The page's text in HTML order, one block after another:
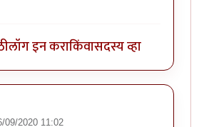
लॉग इन कराकिंवासदस्य व्हा
09/2020 11:02